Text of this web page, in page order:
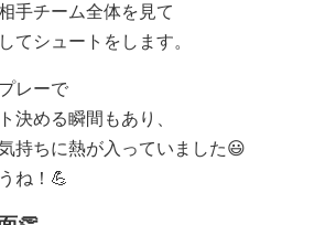
手チーム全体を見て
てシュートをします。
レーで
決める瞬間もあり、
持ちに熱が入っていました😃
ね！💪